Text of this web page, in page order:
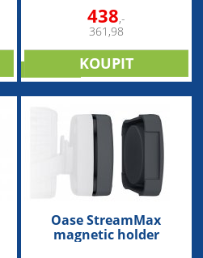
438,-
361,98
Oase StreamMax
magnetic holder